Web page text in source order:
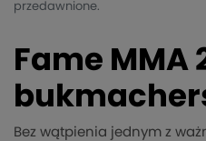
przedawnione.
Fame MMA
Bez wątpienia jednym z